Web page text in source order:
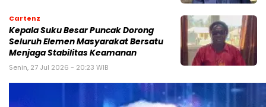
Cartenz
Kepala Suku Besar Puncak Dorong
Seluruh Elemen Masyarakat Bersatu
Menjaga Stabilitas Keamanan
Senin, 27 Jul 2026 - 20:23 WIB